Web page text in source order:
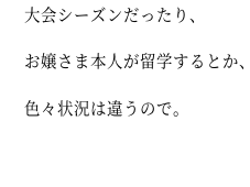
大会シーズンだったり、
お嬢さま本人が留学するとか、
色々状況は違うので。